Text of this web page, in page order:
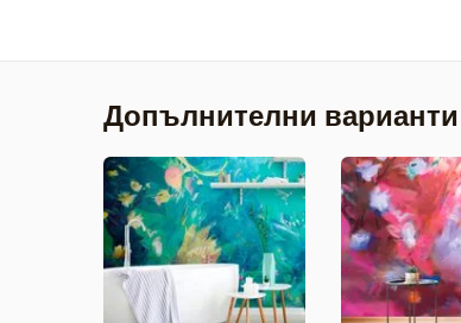
Допълнителни варианти